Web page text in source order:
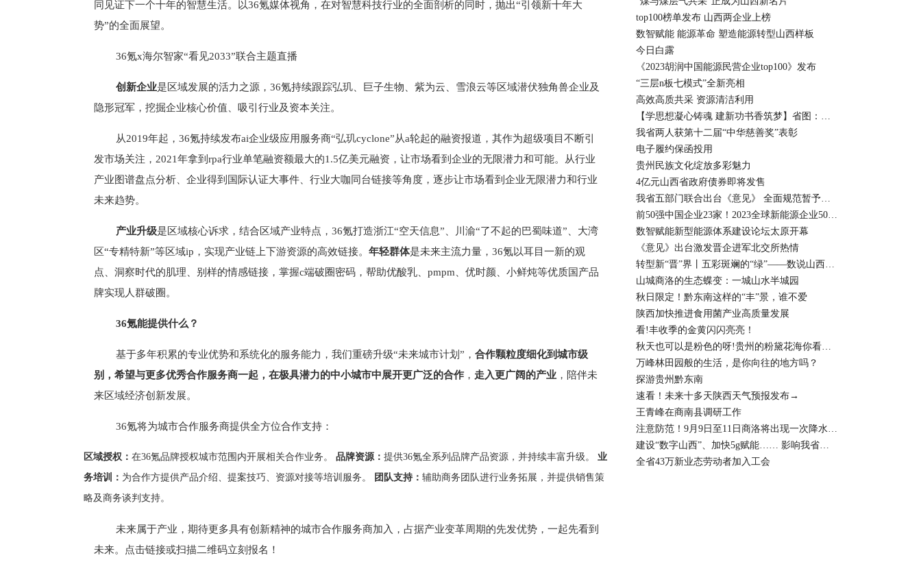
同见证下一个十年的智慧生活。以36氪媒体视角，在对智慧科技行业的全面剖析的同时，抛出“引领新十年大
势”的全面展望。
36氪x海尔智家“看见2033”联合主题直播
创新企业是区域发展的活力之源，36氪持续跟踪弘玑、巨子生物、紫为云、雪浪云等区域潜伏独角兽企业及
隐形冠军，挖掘企业核心价值、吸引行业及资本关注。
从2019年起，36氪持续发布ai企业级应用服务商“弘玑cyclone”从a轮起的融资报道，其作为超级项目不断引
发市场关注，2021年拿到rpa行业单笔融资额最大的1.5亿美元融资，让市场看到企业的无限潜力和可能。从行业
产业图谱盘点分析、企业得到国际认证大事件、行业大咖同台链接等角度，逐步让市场看到企业无限潜力和行业
未来趋势。
产业升级是区域核心诉求，结合区域产业特点，36氪打造浙江“空天信息”、川渝“了不起的巴蜀味道”、大湾
区“专精特新”等区域ip，实现产业链上下游资源的高效链接。 年轻群体是未来主流力量，36氪以耳目一新的观
点、洞察时代的肌理、别样的情感链接，掌握c端破圈密码，帮助优酸乳、pmpm、优时颜、小鲜炖等优质国产品
牌实现人群破圈。
36氪能提供什么？
基于多年积累的专业优势和系统化的服务能力，我们重磅升级“未来城市计划”， 合作颗粒度细化到城市级
别，希望与更多优秀合作服务商一起，在极具潜力的中小城市中展开更广泛的合作 ， 走入更广阔的产业 ，陪伴未
来区域经济创新发展。
36氪将为城市合作服务商提供全方位合作支持：
区域授权： 在36氪品牌授权城市范围内开展相关合作业务。 品牌资源： 提供36氪全系列品牌产品资源，并持续丰富升级。 业
务培训： 为合作方提供产品介绍、提案技巧、资源对接等培训服务。 团队支持： 辅助商务团队进行业务拓展，并提供销售策
略及商务谈判支持。
未来属于产业，期待更多具有创新精神的城市合作服务商加入，占据产业变革周期的先发优势，一起先看到
未来。点击链接或扫描二维码立刻报名！
top100榜单发布 山西两企业上榜
数智赋能 能源革命 塑造能源转型山西样板
今日白露
《2023胡润中国能源民营企业top100》发布
“三层n板七模式”全新亮相
高效高质共采 资源清洁利用
【学思想凝心铸魂 建新功书香筑梦】省图：让阅读走进千家万户
我省两人获第十二届“中华慈善奖”表彰
电子履约保函投用
贵州民族文化绽放多彩魅力
4亿元山西省政府债券即将发售
我省五部门联合出台《意见》 全面规范暂予监外执行社区矫正对象病情复查工作
前50强中国企业23家！2023全球新能源企业500强榜单发布
数智赋能新型能源体系建设论坛太原开幕
《意见》出台激发晋企进军北交所热情
转型新“晋”界丨五彩斑斓的“绿”——数说山西能源绿色转型新成效
山城商洛的生态蝶变：一城山水半城园
秋日限定！黔东南这样的“丰”景，谁不爱
陕西加快推进食用菌产业高质量发展
看!丰收季的金黄闪闪亮亮！
秋天也可以是粉色的呀!贵州的粉黛花海你看了吗?
万峰林田园般的生活，是你向往的地方吗？
探游贵州黔东南
速看！未来十多天陕西天气预报发布→
王青峰在商南县调研工作
注意防范！9月9日至11日商洛将出现一次降水天气过程
建设“数字山西”、加快5g赋能…… 影响我省互联网发展十件大事发布
全省43万新业态劳动者加入工会